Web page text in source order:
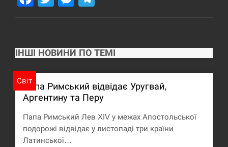
США обсуждают лицензии на Patriot для
Украины, несмотря на сомнения…
12:40
розблокування Ормузької протоки
СЕРПЕНЬ
12:23
Силы обороны поразили российскую
переправу, склады и другие важные объекты…
ІНШІ НОВИНИ ПО ТЕМІ
Світ
Папа Римський відвідає Уругвай,
Аргентину та Перу
Папа Римський Лев XIV у межах Апостольської
подорожі відвідає у листопаді три країни
Латинської…